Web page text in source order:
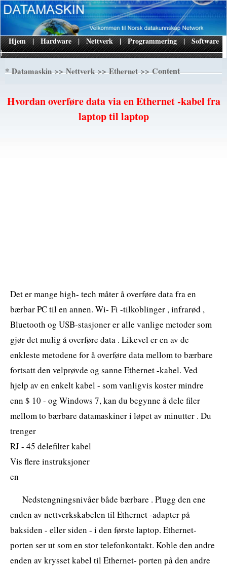
|
Hjem | Hardware | Nettverk | Programmering | Software
*Datamaskin>>Nettverk>>Ethernet>> Content
Hvordan overføre data via en Ethernet -kabel fra
laptop til laptop
Det er mange high- tech måter å overføre data fra en
bærbar PC til en annen. Wi- Fi -tilkoblinger , infrarød ,
Bluetooth og USB-stasjoner er alle vanlige metoder som
gjør det mulig å overføre data . Likevel er en av de
enkleste metodene for å overføre data mellom to bærbare
fortsatt den velprøvde og sanne Ethernet -kabel. Ved
hjelp av en enkelt kabel - som vanligvis koster mindre
enn $ 10 - og Windows 7, kan du begynne å dele filer
mellom to bærbare datamaskiner i løpet av minutter . Du
trenger
RJ - 45 delefilter kabel
Vis flere instruksjoner
en
Nedstengningsnivåer både bærbare . Plugg den ene
enden av nettverkskabelen til Ethernet -adapter på
baksiden - eller siden - i den første laptop. Ethernet-
porten ser ut som en stor telefonkontakt. Koble den andre
enden av krysset kabel til Ethernet- porten på den andre